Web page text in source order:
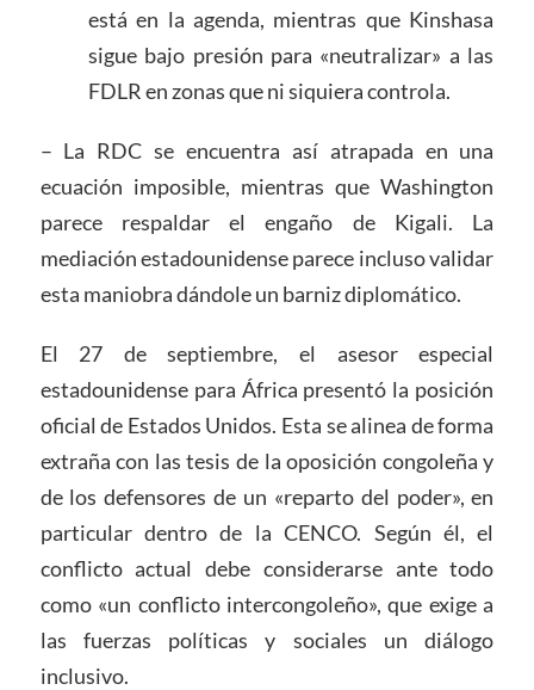
está en la agenda, mientras que Kinshasa
sigue bajo presión para «neutralizar» a las
FDLR en zonas que ni siquiera controla.
– La RDC se encuentra así atrapada en una
ecuación imposible, mientras que Washington
parece respaldar el engaño de Kigali. La
mediación estadounidense parece incluso validar
esta maniobra dándole un barniz diplomático.
El 27 de septiembre, el asesor especial
estadounidense para África presentó la posición
oficial de Estados Unidos. Esta se alinea de forma
extraña con las tesis de la oposición congoleña y
de los defensores de un «reparto del poder», en
particular dentro de la CENCO. Según él, el
conflicto actual debe considerarse ante todo
como «un conflicto intercongoleño», que exige a
las fuerzas políticas y sociales un diálogo
inclusivo.